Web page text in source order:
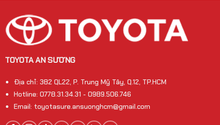
TOYOTA AN SƯƠNG
Địa chỉ: 382 QL22, P. Trung Mỹ Tây, Q.12, TP.HCM
Hotline: 0778.31.34.31 - 0989.506.746
Email: toyotasure.ansuonghcm@gmail.com